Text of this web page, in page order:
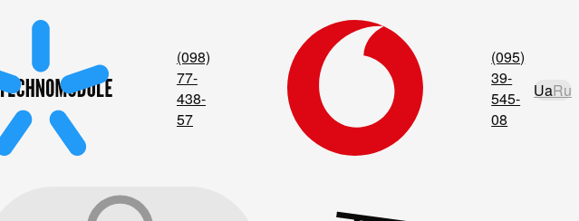
(098)
77-
438-
57
(095)
39-
545-
08
UaRu